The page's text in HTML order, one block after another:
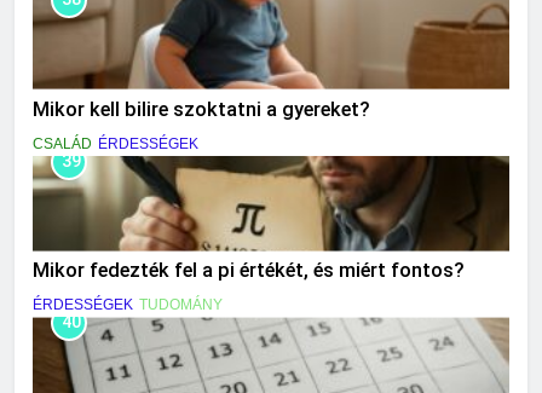
Mikor kell bilire szoktatni a gyereket?
CSALÁD ÉRDESSÉGEK
39
Mikor fedezték fel a pi értékét, és miért fontos?
ÉRDESSÉGEK TUDOMÁNY
40